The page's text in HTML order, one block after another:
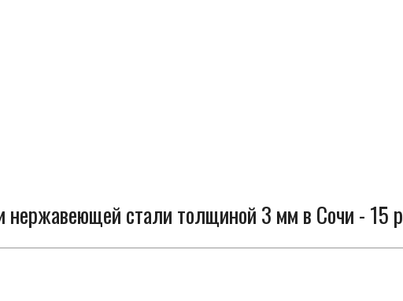
нержавеющей стали толщиной 3 мм в Сочи - 15